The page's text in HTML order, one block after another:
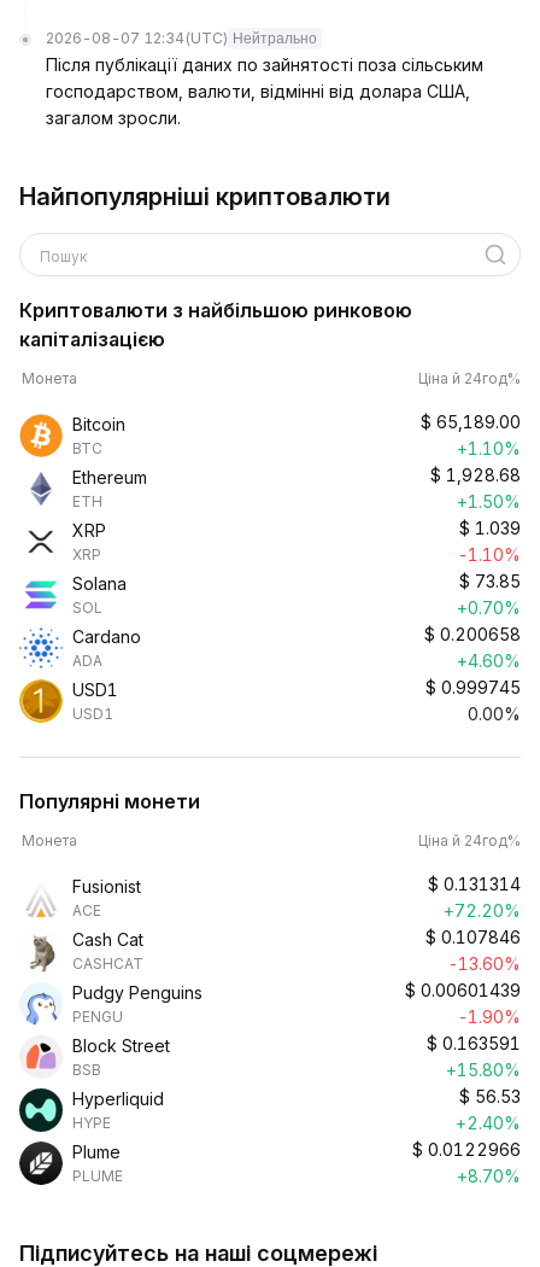
2026-08-07 12:34 (UTC) Нейтрально
Після публікації даних по зайнятості поза сільським
господарством, валюти, відмінні від долара США,
загалом зросли.
Найпопулярніші криптовалюти
Пошук
Криптовалюти з найбільшою ринковою
капіталізацією
Монета Ціна й 24год%
Bitcoin
BTC
$ 65,189.00
+1.10%
Ethereum
ETH
$ 1,928.68
+1.50%
XRP
XRP
$ 1.039
-1.10%
Solana
SOL
$ 73.85
+0.70%
Cardano
ADA
$ 0.200658
+4.60%
USD1
USD1
$ 0.999745
0.00%
Популярні монети
Монета Ціна й 24год%
Fusionist
ACE
$ 0.131314
+72.20%
Cash Cat
CASHCAT
$ 0.107846
-13.60%
Pudgy Penguins
PENGU
$ 0.00601439
-1.90%
Block Street
BSB
$ 0.163591
+15.80%
Hyperliquid
HYPE
$ 56.53
+2.40%
Plume
PLUME
$ 0.0122966
+8.70%
Підписуйтесь на наші соцмережі